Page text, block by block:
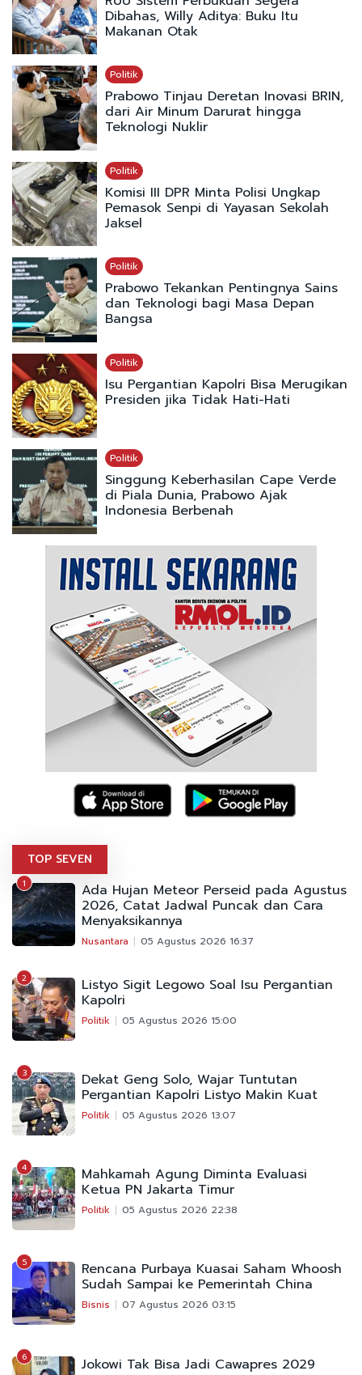
Dibahas, Willy Aditya: Buku Itu
Makanan Otak
Politik
Prabowo Tinjau Deretan Inovasi BRIN,
dari Air Minum Darurat hingga
Teknologi Nuklir
Politik
Komisi III DPR Minta Polisi Ungkap
Pemasok Senpi di Yayasan Sekolah
Jaksel
Politik
Prabowo Tekankan Pentingnya Sains
dan Teknologi bagi Masa Depan
Bangsa
Politik
Isu Pergantian Kapolri Bisa Merugikan
Presiden jika Tidak Hati-Hati
Politik
Singgung Keberhasilan Cape Verde
di Piala Dunia, Prabowo Ajak
Indonesia Berbenah
TOP SEVEN
1 Ada Hujan Meteor Perseid pada Agustus
2026, Catat Jadwal Puncak dan Cara
Menyaksikannya
Nusantara 05 Agustus 2026 16:37
2 Listyo Sigit Legowo Soal Isu Pergantian
Kapolri
Politik 05 Agustus 2026 15:00
3 Dekat Geng Solo, Wajar Tuntutan
Pergantian Kapolri Listyo Makin Kuat
Politik 05 Agustus 2026 13:07
4 Mahkamah Agung Diminta Evaluasi
Ketua PN Jakarta Timur
Politik 05 Agustus 2026 22:38
5 Rencana Purbaya Kuasai Saham Whoosh
Sudah Sampai ke Pemerintah China
Bisnis 07 Agustus 2026 03:15
6 Jokowi Tak Bisa Jadi Cawapres 2029